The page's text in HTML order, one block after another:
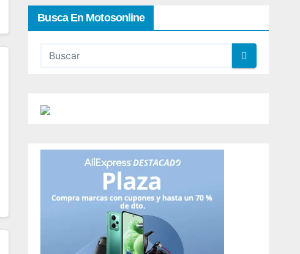
Busca En Motosonline